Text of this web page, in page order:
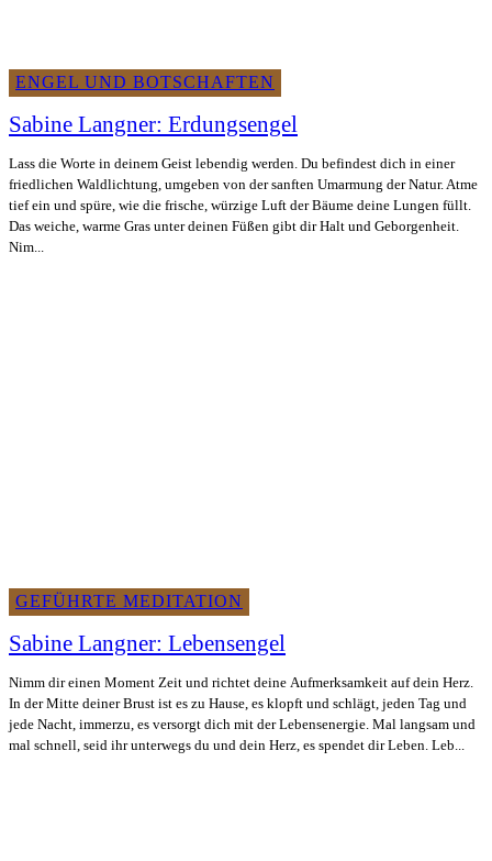
ENGEL UND BOTSCHAFTEN
Sabine Langner: Erdungsengel
Lass die Worte in deinem Geist lebendig werden. Du befindest dich in einer
friedlichen Waldlichtung, umgeben von der sanften Umarmung der Natur. Atme
tief ein und spüre, wie die frische, würzige Luft der Bäume deine Lungen füllt.
Das weiche, warme Gras unter deinen Füßen gibt dir Halt und Geborgenheit.
Nim...
GEFÜHRTE MEDITATION
Sabine Langner: Lebensengel
Nimm dir einen Moment Zeit und richtet deine Aufmerksamkeit auf dein Herz.
In der Mitte deiner Brust ist es zu Hause, es klopft und schlägt, jeden Tag und
jede Nacht, immerzu, es versorgt dich mit der Lebensenergie. Mal langsam und
mal schnell, seid ihr unterwegs du und dein Herz, es spendet dir Leben. Leb...